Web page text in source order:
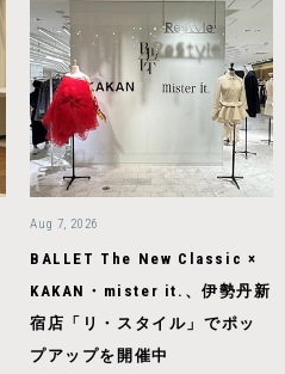
Aug 7, 2026
BALLET The New Classic ×
KAKAN・mister it.、伊勢丹新
宿店「リ・スタイル」でポッ
プアップを開催中